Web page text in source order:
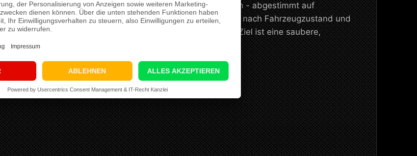
als pauschale Standarddatei, sondern fahrzeugspezifisch - abgestimmt auf
und den geplanten Einsatzbereich. Für dieses Setup ist je nach Fahrzeugzustand und
zu110 PSsowie von
möglich. Ziel ist eine saubere,
in den relevanten Last- und Drehzahlbereichen.